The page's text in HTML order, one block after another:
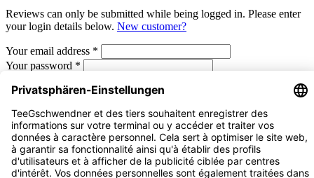
Reviews can only be submitted while being logged in. Please enter
your login details below. New customer?
Your email address *
Your password *
Log in
Cancel
Display reviews in current language only.
Sort by
reviews